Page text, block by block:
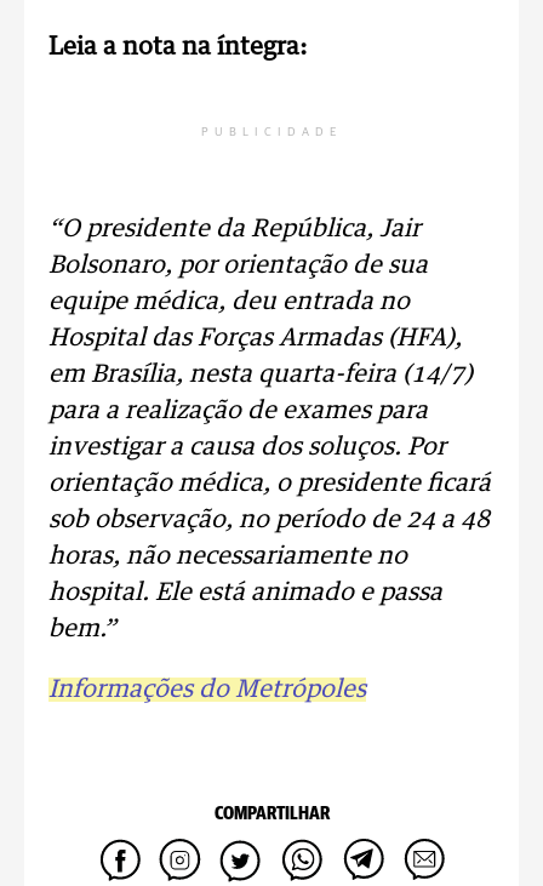
Leia a nota na íntegra:
PUBLICIDADE
“O presidente da República, Jair
Bolsonaro, por orientação de sua
equipe médica, deu entrada no
Hospital das Forças Armadas (HFA),
em Brasília, nesta quarta-feira (14/7)
para a realização de exames para
investigar a causa dos soluços. Por
orientação médica, o presidente ficará
sob observação, no período de 24 a 48
horas, não necessariamente no
hospital. Ele está animado e passa
bem.”
Informações do Metrópoles
COMPARTILHAR